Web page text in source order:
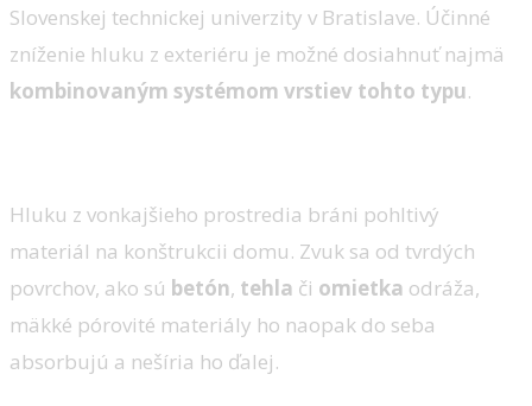
Slovenskej technickej univerzity v Bratislave. Účinné
zníženie hluku z exteriéru je možné dosiahnuť najmä
kombinovaným systémom vrstiev tohto typu.
Hluku z vonkajšieho prostredia bráni pohltivý
materiál na konštrukcii domu. Zvuk sa od tvrdých
povrchov, ako sú betón, tehla či omietka odráža,
mäkké pórovité materiály ho naopak do seba
absorbujú a nešíria ho ďalej.